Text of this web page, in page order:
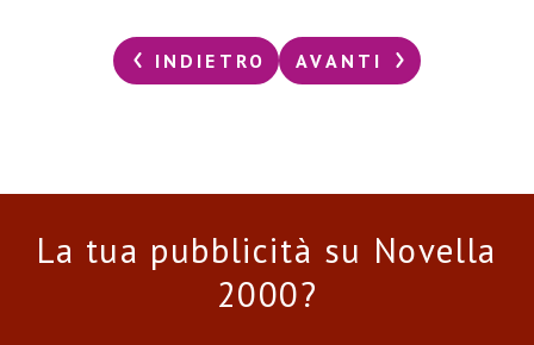
INDIETRO AVANTI
La tua pubblicità su Novella
2000?